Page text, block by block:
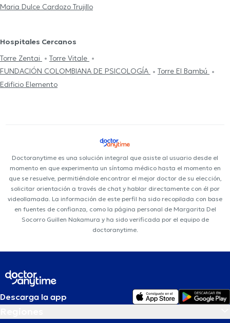
Maria Dulce Cardozo Trujillo
Hospitales Cercanos
Torre Zentai
Torre Vitale
FUNDACIÓN COLOMBIANA DE PSICOLOGÍA
Torre El Bambú
Edificio Elemento
Doctoranytime es una solución integral que asiste al usuario desde el
momento en que experimenta un síntoma médico hasta el momento en
que se resuelve, permitiéndole encontrar el mejor doctor de su elección,
solicitar orientación a través de chat y hablar directamente con él por
videollamada. La información de este perfil ha sido recopilada con base
en fuentes de confianza, como la página personal de Margarita Del
Socorro Guillen Nakamura y ha sido verificada por el equipo de
doctoranytime.
Descarga la app